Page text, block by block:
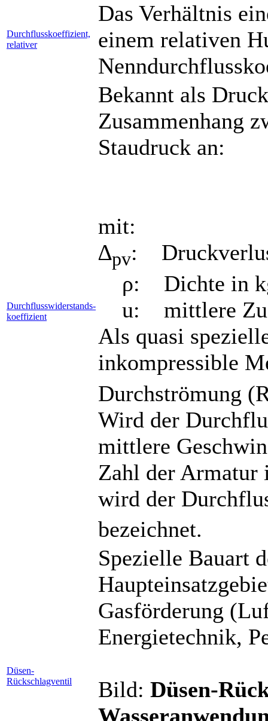
Durchflusskoeffizient,
relativer
Das Verhältnis
einem relativen
Durchflusswiderstands-
koeffizient
Bekannt als
Zusammenhang
Staudruck an:
mit:
∆pv:
ρ: Dichte in
u: mittlere
Als quasi
inkompressible
Durchströmung
Wird der
mittlere
Zahl der Armatur
wird der
bezeichnet.
Düsen-
Rückschlagventil
Spezielle Bauart
Gasförderung
Energietechnik,
Bild: Düsen-